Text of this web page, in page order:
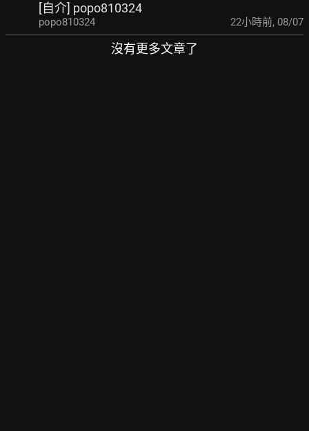
[自介] popo810324
popo810324 22小時前, 08/07
沒有更多文章了